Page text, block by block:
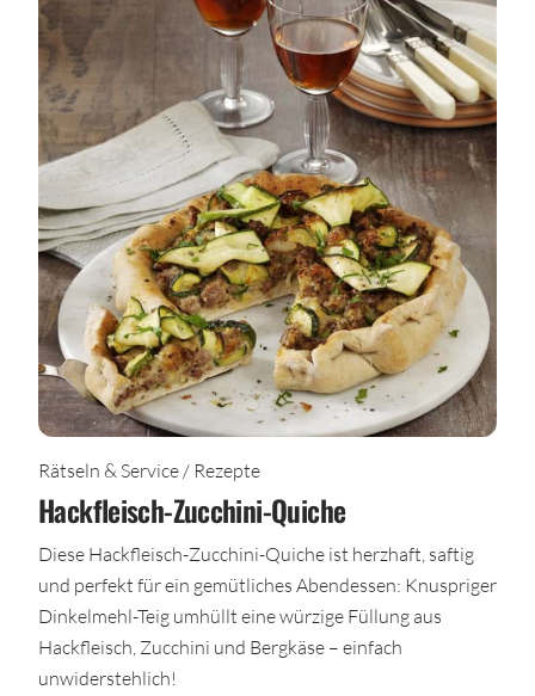
Rätseln & Service / Rezepte
Hackfleisch-Zucchini-Quiche
Diese Hackfleisch-Zucchini-Quiche ist herzhaft, saftig
und perfekt für ein gemütliches Abendessen: Knuspriger
Dinkelmehl-Teig umhüllt eine würzige Füllung aus
Hackfleisch, Zucchini und Bergkäse – einfach
unwiderstehlich!